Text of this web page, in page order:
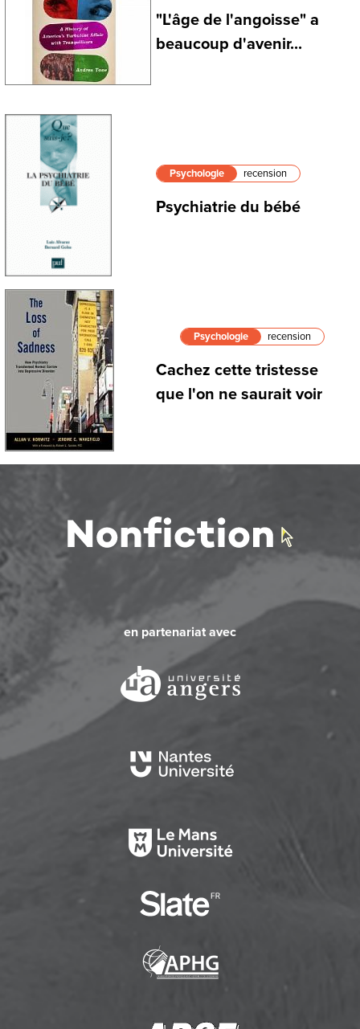
"L'âge de l'angoisse" a
beaucoup d'avenir...
Psychologie recension
Psychiatrie du bébé
Psychologie recension
Cachez cette tristesse
que l'on ne saurait voir
en partenariat avec